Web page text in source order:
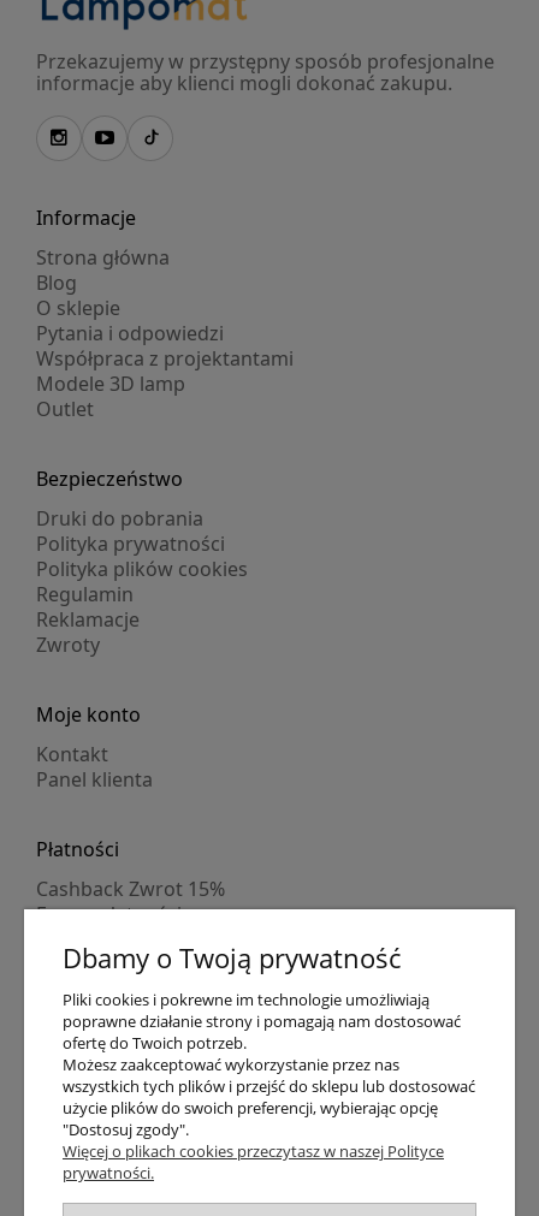
Przekazujemy w przystępny sposób profesjonalne
informacje aby klienci mogli dokonać zakupu.
Informacje
Strona główna
Blog
O sklepie
Pytania i odpowiedzi
Współpraca z projektantami
Modele 3D lamp
Outlet
Bezpieczeństwo
Druki do pobrania
Polityka prywatności
Polityka plików cookies
Regulamin
Reklamacje
Zwroty
Moje konto
Kontakt
Panel klienta
Płatności
Cashback Zwrot 15%
Formy płatności
Numer konta
PayPo kupujesz, nie płacisz
Progi rabatowe
Promocje
Dostawa
Czas wysyłki
Dostawa
Śledzenie przesyłki GLS
Dbamy o Twoją prywatność
Pliki cookies i pokrewne im technologie umożliwiają
poprawne działanie strony i pomagają nam dostosować
ofertę do Twoich potrzeb.
Możesz zaakceptować wykorzystanie przez nas
wszystkich tych plików i przejść do sklepu lub dostosować
użycie plików do swoich preferencji, wybierając opcję
"Dostosuj zgody".
Więcej o plikach cookies przeczytasz w naszej Polityce
prywatności.